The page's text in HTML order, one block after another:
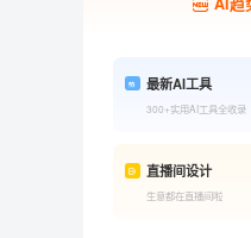
最新AI工具
300+实用AI工具全收录
直播间设计
生意都在直播间啦